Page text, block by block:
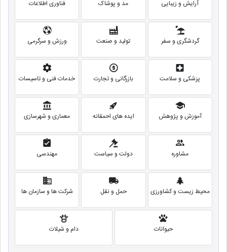
آرایش و زیبایی مد و پوشاک فناوری اطلاعات
گردشگری و سفر تولید و صنعت ورزش و سرگرمی
پزشکی و سلامت بازرگانی و تجارت خدمات فنی و تاسیسات
آموزش و پژوهش ایده های احمقانه معماری و شهرسازی
مشاوره دولت و سیاست مهندسی
محیط زیست و کشاورزی حمل و نقل شرکت ها و سازمان ها
حیوانات دام و شیلات